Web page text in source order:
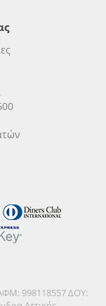
998118557 ΔΟΥ: